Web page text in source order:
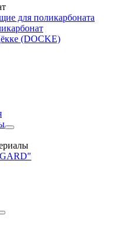
для поликарбоната
(DOCKE)